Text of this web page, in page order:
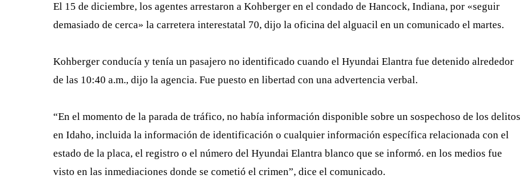
El 15 de diciembre, los agentes arrestaron a Kohberger en el condado de Hancock, Indiana, por «seguir
demasiado de cerca» la carretera interestatal 70, dijo la oficina del alguacil en un comunicado el martes.
Kohberger conducía y tenía un pasajero no identificado cuando el Hyundai Elantra fue detenido alrededor
de las 10:40 a.m., dijo la agencia. Fue puesto en libertad con una advertencia verbal.
“En el momento de la parada de tráfico, no había información disponible sobre un sospechoso de los delitos
en Idaho, incluida la información de identificación o cualquier información específica relacionada con el
estado de la placa, el registro o el número del Hyundai Elantra blanco que se informó. en los medios fue
visto en las inmediaciones donde se cometió el crimen”, dice el comunicado.